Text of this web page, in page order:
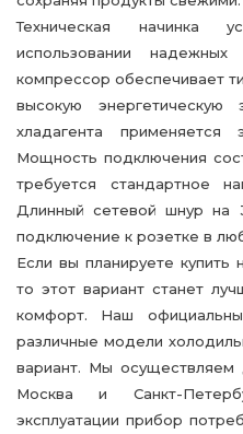
Техническая начинка
использовании надежных
компрессор обеспечивает
высокую энергетическую
хладагента применяется
Мощность подключения
требуется стандартное
Длинный сетевой шнур на
подключение к розетке в
Если вы планируете
то этот вариант станет
комфорт. Наш
различные модели
вариант. Мы осуществляем
Москва и Санкт-
эксплуатации прибор